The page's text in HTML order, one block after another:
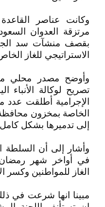
وكانت عناصر
مرتزقة العدوان
بقصف منشآت سد
الاستراتيجي للغاز
وأوضح مصدر محلي
تصريح لوكالة الأنباء
الإجرامية أطلقت
الخاصة بمخزون
إلى تدميرها بشكل
وأشار إلى أن السلطة
في أواخر شهر رمضان
الغاز للمواطنين وكسر
مبينا انها شرعت في